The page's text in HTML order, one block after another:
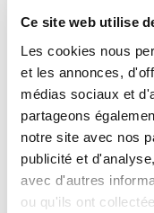
Ce site web utilise
Les cookies nous
et les annonces,
médias sociaux et
partageons
notre site avec nos
publicité et
avec d'autres
ou qu'ils ont
Date de première
Code Identifiant de
Classification
Salariés en